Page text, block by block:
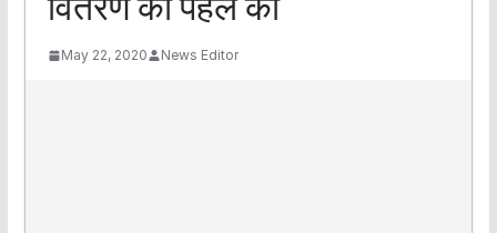
May 22, 2020 News Editor